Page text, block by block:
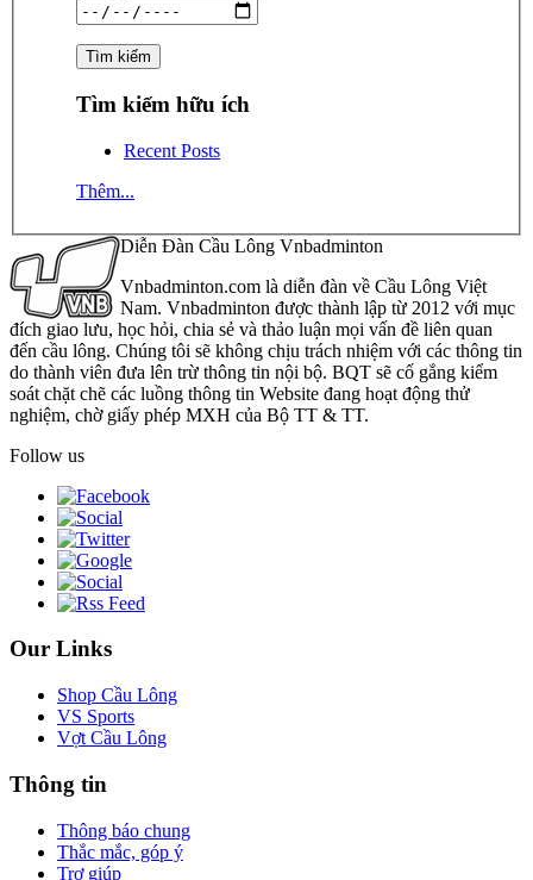
Tìm kiếm hữu ích
Recent Posts
Thêm...
Diễn Đàn Cầu Lông Vnbadminton
Vnbadminton.com là diễn đàn về Cầu Lông Việt
Nam. Vnbadminton được thành lập từ 2012 với mục
đích giao lưu, học hỏi, chia sẻ và thảo luận mọi vấn đề liên quan
đến cầu lông. Chúng tôi sẽ không chịu trách nhiệm với các thông tin
do thành viên đưa lên trừ thông tin nội bộ. BQT sẽ cố gắng kiểm
soát chặt chẽ các luồng thông tin Website đang hoạt động thử
nghiệm, chờ giấy phép MXH của Bộ TT & TT.
Follow us
Our Links
Shop Cầu Lông
VS Sports
Vợt Cầu Lông
Thông tin
Thông báo chung
Thắc mắc, góp ý
Trợ giúp